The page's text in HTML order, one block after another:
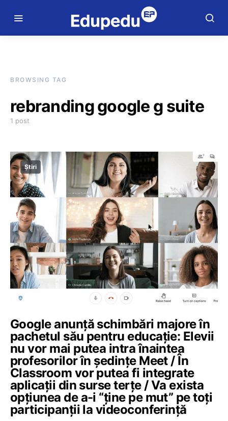
BROWSING TAG
rebranding google g suite
1 post
Știri
Google anunță schimbări majore în
pachetul său pentru educație: Elevii
nu vor mai putea intra înaintea
profesorilor în ședințe Meet / În
Classroom vor putea fi integrate
aplicații din surse terțe / Va exista
opțiunea de a-i “ține pe mut” pe toți
participanții la videoconferință